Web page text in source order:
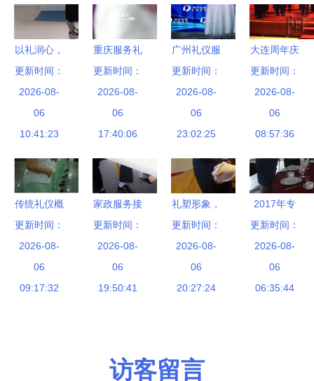
以礼润心，
以仪塑形
政务接待的
优雅之道
更新时间：
2026-08-
06
10:41:23
重庆服务礼
仪培训严阵
以待 全力
备战“五
一”文旅服
更新时间：
2026-08-
06
17:40:06
广州礼仪服
务公司精心
挑选指南
专业与细节
并重
更新时间：
2026-08-
06
23:02:25
大连周年庆
典策划中的
礼仪服务
提升仪式感
与品牌形象
更新时间：
2026-08-
06
08:57:36
传统礼仪概
念的新升华
上海礼仪服
务公司推荐
更新时间：
2026-08-
06
09:17:32
家政服务接
待礼仪中的
沟通艺术
以北京席朗
口才培训的
更新时间：
2026-08-
06
19:50:41
礼塑形象，
仪赢未来
礼仪培训与
礼仪服务的
深度融合之
更新时间：
2026-08-
06
20:27:24
2017年专
业服务礼仪
实训班课程
一览表
更新时间：
2026-08-
06
06:35:44
访客留言